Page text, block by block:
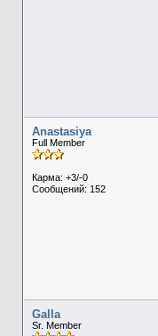
Anastasiya
Full Member
Карма: +3/-0
Сообщений: 152
Galla
Sr. Member